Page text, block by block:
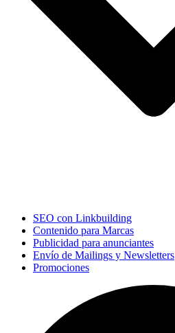
SEO con Linkbuilding
Contenido para Marcas
Publicidad para anunciantes
Envío de Mailings y Newsletters
Promociones